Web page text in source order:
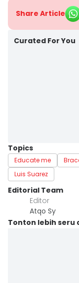
Share Article
Curated For You
Topics
Educate me
Luis Suarez
Editorial Team
Editor
Atqo Sy
Tonton lebih seru